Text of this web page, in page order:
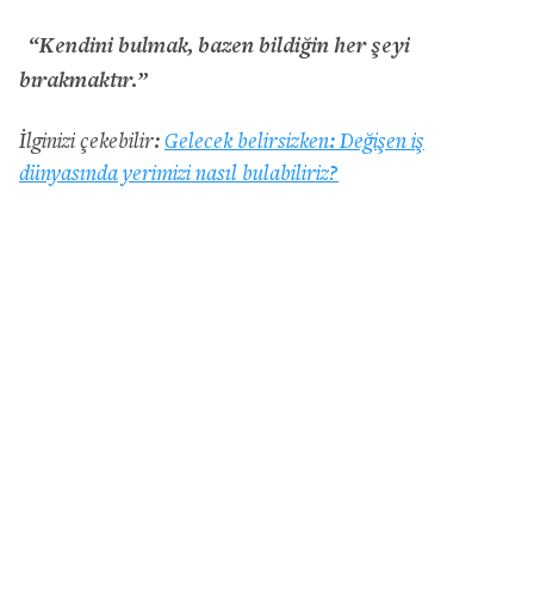
“Kendini bulmak, bazen bildiğin her şeyi
bırakmaktır.”
İlginizi çekebilir: Gelecek belirsizken: Değişen iş
dünyasında yerimizi nasıl bulabiliriz?